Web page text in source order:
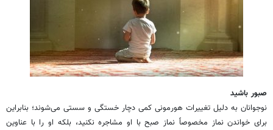
صبور باشید
نوجوانان به دلیل تغییرات هورمونی کمی دچار خستگی و سستی می‌شوند؛ بنابراین
برای خواندن نماز مخصوصاً نماز صبح با او مشاجره نکنید، بلکه او را با عناوین